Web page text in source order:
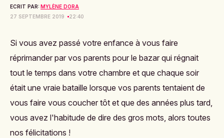
ECRIT PAR: MYLÈNE DORA
27 SEPTEMBRE 2019
22:40
Si vous avez passé votre enfance à vous faire
réprimander par vos parents pour le bazar qui régnait
tout le temps dans votre chambre et que chaque soir
était une vraie bataille lorsque vos parents tentaient de
vous faire vous coucher tôt et que des années plus tard,
vous avez l'habitude de dire des gros mots, alors toutes
nos félicitations !